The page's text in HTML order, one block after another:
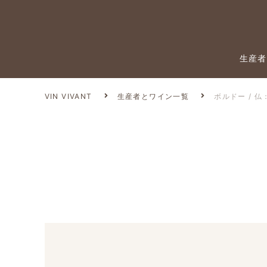
生産
VIN VIVANT 生産者とワイン一覧 ボルドー / 仏